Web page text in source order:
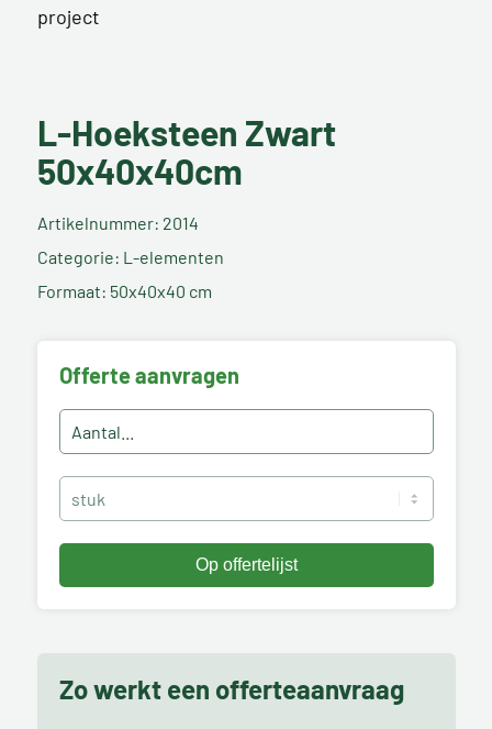
project
L-Hoeksteen Zwart
50x40x40cm
Artikelnummer: 2014
Categorie: L-elementen
Formaat: 50x40x40 cm
Offerte aanvragen
Zo werkt een offerteaanvraag